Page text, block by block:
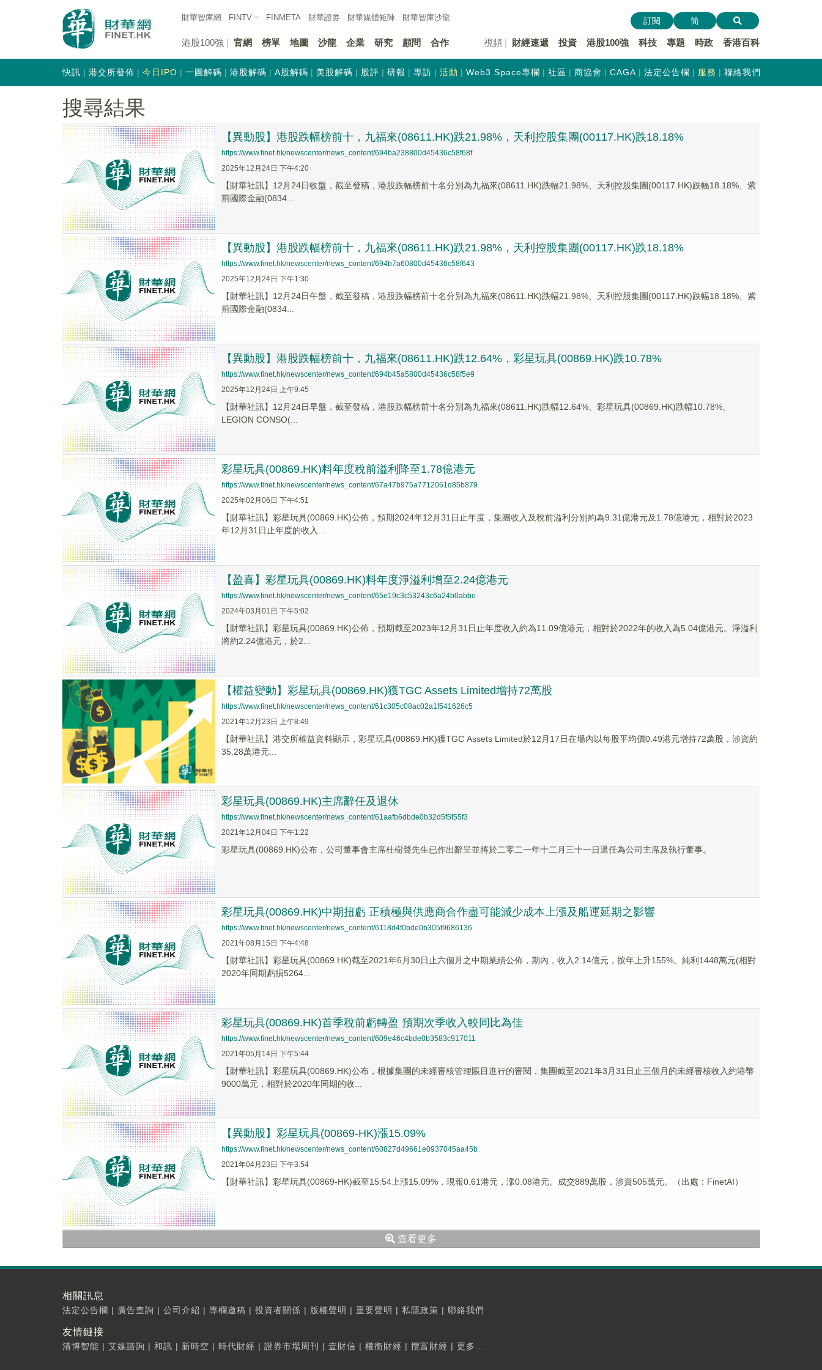
財華智庫網 FINTV FINMETA 財華證券 財華媒體矩陣 財華智庫沙龍
港股100強 官網 榜單 地圖 沙龍 企業 研究 顧問 合作 視頻 財經速遞 投資 港股100強 科技 專題 時政 香港百科
訂閱 简
快訊 港交所發佈 今日IPO 一圖解碼 港股解碼 A股解碼 美股解碼 股評 研報 專訪 活動 Web3 Space專欄 社區 商協會 CAGA 法定公告欄 服務 聯絡我們
搜尋結果
【異動股】港股跌幅榜前十，九福來(08611.HK)跌21.98%，天利控股集團(00117.HK)跌18.18%
https://www.finet.hk/newscenter/news_content/694ba238800d45436c58f68f
2025年12月24日 下午4:20
【財華社訊】12月24日收盤，截至發稿，港股跌幅榜前十名分別為九福來(08611.HK)跌幅21.98%、天利控股集團(00117.HK)跌幅18.18%、紫
荊國際金融(0834...
【異動股】港股跌幅榜前十，九福來(08611.HK)跌21.98%，天利控股集團(00117.HK)跌18.18%
https://www.finet.hk/newscenter/news_content/694b7a60800d45436c58f643
2025年12月24日 下午1:30
【財華社訊】12月24日午盤，截至發稿，港股跌幅榜前十名分別為九福來(08611.HK)跌幅21.98%、天利控股集團(00117.HK)跌幅18.18%、紫
荊國際金融(0834...
【異動股】港股跌幅榜前十，九福來(08611.HK)跌12.64%，彩星玩具(00869.HK)跌10.78%
https://www.finet.hk/newscenter/news_content/694b45a5800d45436c58f5e9
2025年12月24日 上午9:45
【財華社訊】12月24日早盤，截至發稿，港股跌幅榜前十名分別為九福來(08611.HK)跌幅12.64%、彩星玩具(00869.HK)跌幅10.78%、
LEGION CONSO(...
彩星玩具(00869.HK)料年度稅前溢利降至1.78億港元
https://www.finet.hk/newscenter/news_content/67a47b975a7712061d85b879
2025年02月06日 下午4:51
【財華社訊】彩星玩具(00869.HK)公佈，預期2024年12月31日止年度，集團收入及稅前溢利分別約為9.31億港元及1.78億港元，相對於2023
年12月31日止年度的收入...
【盈喜】彩星玩具(00869.HK)料年度淨溢利增至2.24億港元
https://www.finet.hk/newscenter/news_content/65e19c3c53243c6a24b0abbe
2024年03月01日 下午5:02
【財華社訊】彩星玩具(00869.HK)公佈，預期截至2023年12月31日止年度收入約為11.09億港元，相對於2022年的收入為5.04億港元。淨溢利
將約2.24億港元，於2...
【權益變動】彩星玩具(00869.HK)獲TGC Assets Limited增持72萬股
https://www.finet.hk/newscenter/news_content/61c305c08ac02a1f541626c5
2021年12月23日 上午8:49
【財華社訊】港交所權益資料顯示，彩星玩具(00869.HK)獲TGC Assets Limited於12月17日在場內以每股平均價0.49港元增持72萬股，涉資約
35.28萬港元...
彩星玩具(00869.HK)主席辭任及退休
https://www.finet.hk/newscenter/news_content/61aafb6dbde0b32d5f5f55f3
2021年12月04日 下午1:22
彩星玩具(00869.HK)公布，公司董事會主席杜樹聲先生已作出辭呈並將於二零二一年十二月三十一日退任為公司主席及執行董事。
彩星玩具(00869.HK)中期扭虧 正積極與供應商合作盡可能減少成本上漲及船運延期之影響
https://www.finet.hk/newscenter/news_content/6118d4f0bde0b305f9686136
2021年08月15日 下午4:48
【財華社訊】彩星玩具(00869.HK)截至2021年6月30日止六個月之中期業績公佈，期內，收入2.14億元，按年上升155%。純利1448萬元(相對
2020年同期虧損5264...
彩星玩具(00869.HK)首季稅前虧轉盈 預期次季收入較同比為佳
https://www.finet.hk/newscenter/news_content/609e46c4bde0b3583c917011
2021年05月14日 下午5:44
【財華社訊】彩星玩具(00869.HK)公布，根據集團的未經審核管理賬目進行的審閱，集團截至2021年3月31日止三個月的未經審核收入約港幣
9000萬元，相對於2020年同期的收...
【異動股】彩星玩具(00869-HK)漲15.09%
https://www.finet.hk/newscenter/news_content/60827d49661e0937045aa45b
2021年04月23日 下午3:54
【財華社訊】彩星玩具(00869-HK)截至15:54上漲15.09%，現報0.61港元，漲0.08港元。成交889萬股，涉資505萬元。（出處：FinetAI）
查看更多
相關訊息
法定公告欄 | 廣告查詢 | 公司介紹 | 專欄邀稿 | 投資者關係 | 版權聲明 | 重要聲明 | 私隱政策 | 聯絡我們
友情鏈接
清博智能 | 艾媒諮詢 | 和訊 | 新時空 | 時代財經 | 證券市場周刊 | 壹財信 | 權衡財經 | 攬富財經 | 更多...